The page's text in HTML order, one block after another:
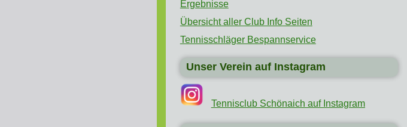
Ergebnisse
Übersicht aller Club Info Seiten
Tennisschläger Bespannservice
Unser Verein auf Instagram
Tennisclub Schönaich auf Instagram